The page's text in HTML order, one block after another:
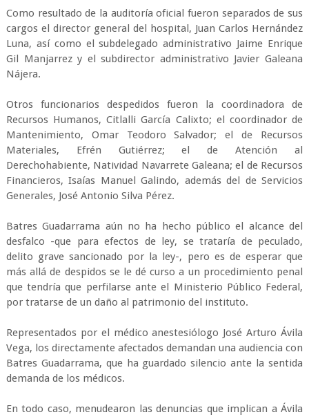
Como resultado de la auditoría oficial fueron separados de sus
cargos el director general del hospital, Juan Carlos Hernández
Luna, así como el subdelegado administrativo Jaime Enrique
Gil Manjarrez y el subdirector administrativo Javier Galeana
Nájera.
Otros funcionarios despedidos fueron la coordinadora de
Recursos Humanos, Citlalli García Calixto; el coordinador de
Mantenimiento, Omar Teodoro Salvador; el de Recursos
Materiales, Efrén Gutiérrez; el de Atención al
Derechohabiente, Natividad Navarrete Galeana; el de Recursos
Financieros, Isaías Manuel Galindo, además del de Servicios
Generales, José Antonio Silva Pérez.
Batres Guadarrama aún no ha hecho público el alcance del
desfalco -que para efectos de ley, se trataría de peculado,
delito grave sancionado por la ley-, pero es de esperar que
más allá de despidos se le dé curso a un procedimiento penal
que tendría que perfilarse ante el Ministerio Público Federal,
por tratarse de un daño al patrimonio del instituto.
Representados por el médico anestesiólogo José Arturo Ávila
Vega, los directamente afectados demandan una audiencia con
Batres Guadarrama, que ha guardado silencio ante la sentida
demanda de los médicos.
En todo caso, menudearon las denuncias que implican a Ávila